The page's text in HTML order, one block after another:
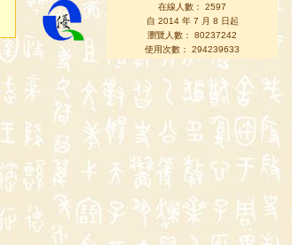
在線人數： 2597
自 2014 年 7 月 8 日起
瀏覽人數： 80237242
使用次數： 294239633